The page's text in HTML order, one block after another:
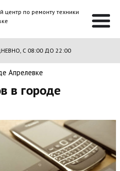
центр по ремонту техники
С 08:00 ДО 22:00
Апрелевке
в городе